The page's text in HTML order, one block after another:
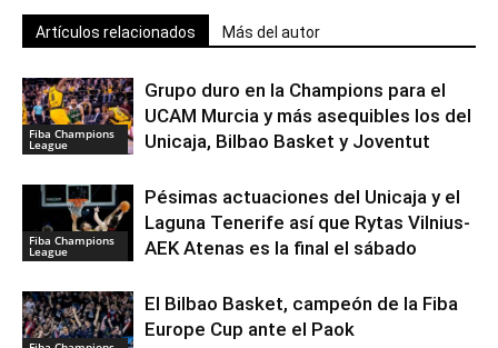
Artículos relacionados Más del autor
Fiba Champions
League
Grupo duro en la Champions para el
UCAM Murcia y más asequibles los del
Unicaja, Bilbao Basket y Joventut
Fiba Champions
League
Pésimas actuaciones del Unicaja y el
Laguna Tenerife así que Rytas Vilnius-
AEK Atenas es la final el sábado
El Bilbao Basket, campeón de la Fiba
Europe Cup ante el Paok